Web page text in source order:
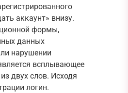
аккаунт» внизу.
формы,
данных
нарушении
всплывающее
двух слов. Исходя
логин.